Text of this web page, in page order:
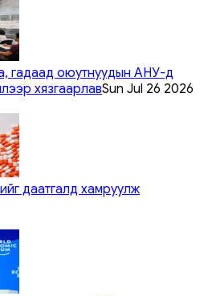
гадаад оюутнуудын АНУ-д
хязгаарлавSun Jul 26 2026
даатгалд хамруулж